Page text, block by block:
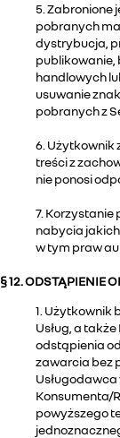
5. Zabronione
pobranych
dystrybucja,
publikowanie,
handlowych
usuwanie
pobranych z
6. Użytkownik
treści z
nie ponosi
7. Korzystanie
nabycia
w tym praw
§ 12. ODSTĄPIENIE
1. Użytkownik
Usług, a
odstąpienia
zawarcia bez
Usługodawca
Konsumenta/
powyższego